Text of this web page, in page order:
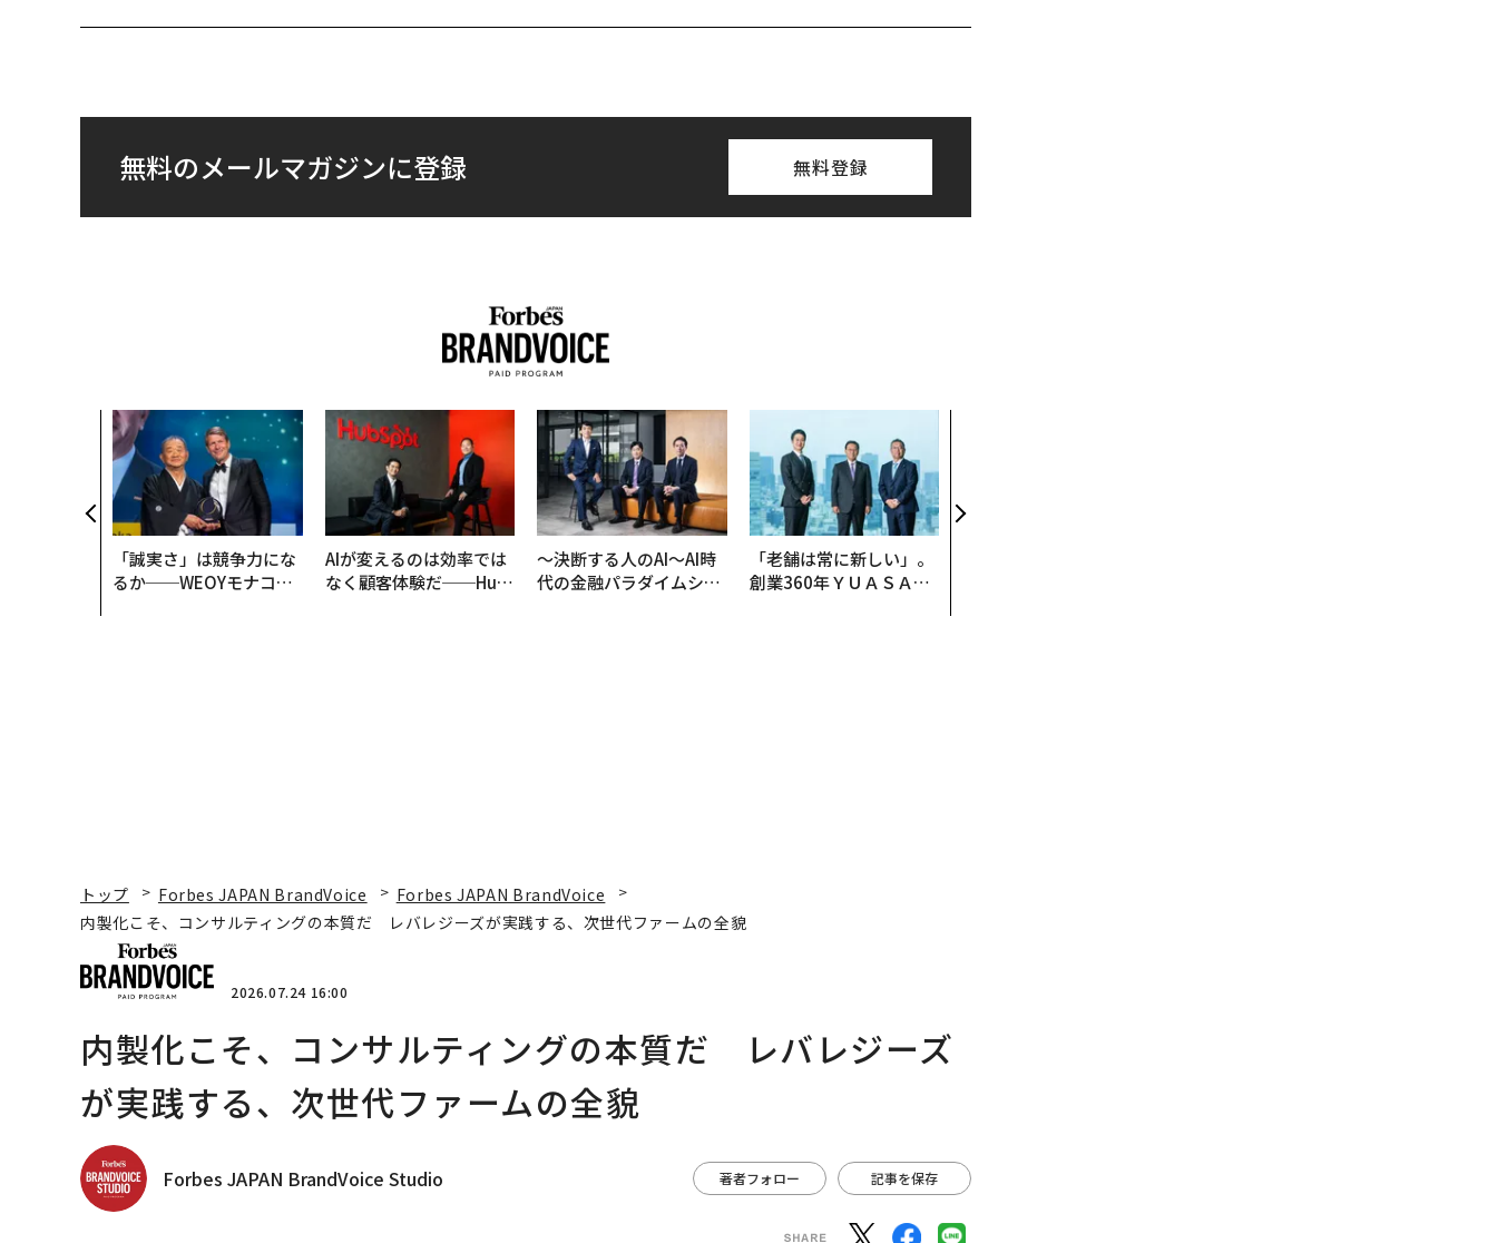
無料のメールマガジンに登録 無料登録
「誠実さ」は競争力にな
るか──WEOYモナコで
AIが変えるのは効率では
なく顧客体験だ──Hub
〜決断する人のAI〜AI時
代の金融パラダイムシフ
「老舗は常に新しい」。
創業360年ＹＵＡＳＡと
を徹底する理由
トップ Forbes JAPAN BrandVoice
Forbes JAPAN BrandVoice
内製化こそ、コンサルティングの本質だ レバレジーズが実践する、次世代ファームの全貌
2026.07.24 16:00
内製化こそ、コンサルティングの本質だ レバレジーズ
が実践する、次世代ファームの全貌
Forbes JAPAN BrandVoice Studio 著者フォロー 記事を保存